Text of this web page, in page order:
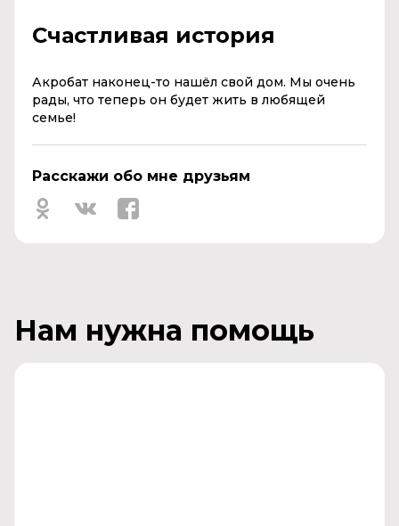
Счастливая история
Акробат наконец-то нашёл свой дом. Мы очень
рады, что теперь он будет жить в любящей
семье!
Расскажи обо мне друзьям
Нам нужна помощь